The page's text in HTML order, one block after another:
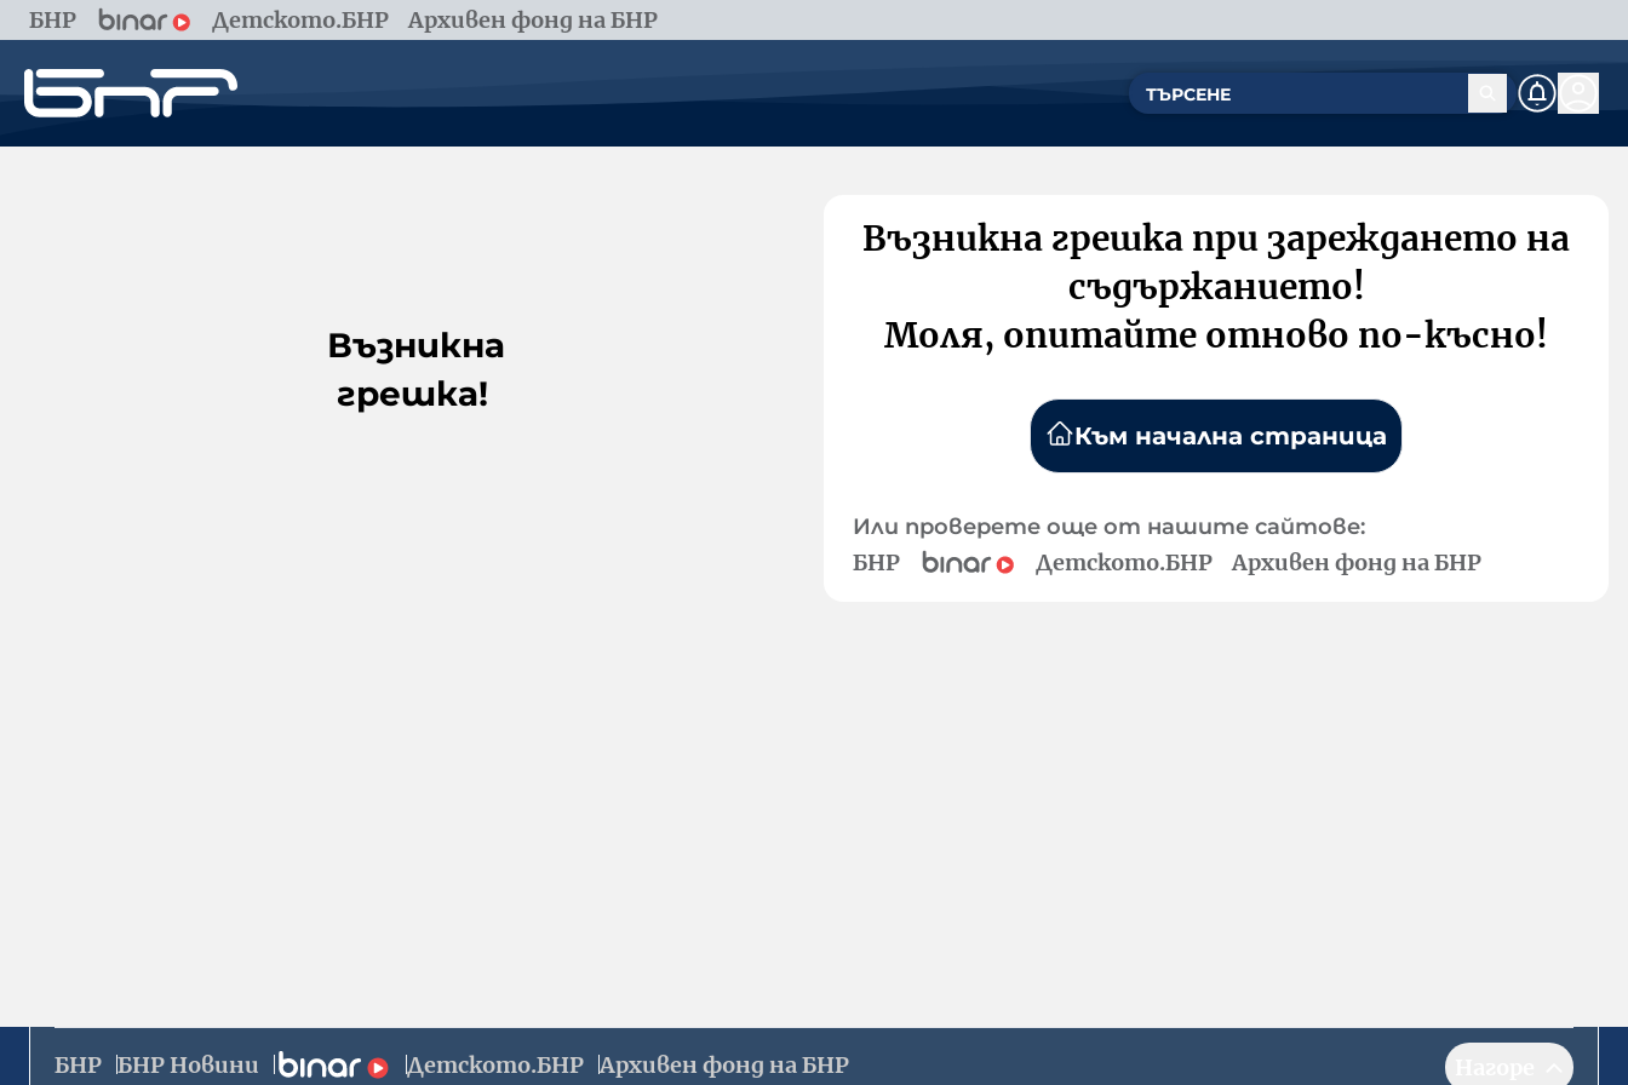
БНР Детското.БНР Архивен фонд на БНР
Възникна
грешка!
Възникна грешка при зареждането на
съдържанието!
Моля, опитайте отново по-късно!
Към начална страница
Или проверете още от нашите сайтове:
БНР Детското.БНР Архивен фонд на БНР
БНР БНР Новини Детското.БНР Архивен фонд на БНР